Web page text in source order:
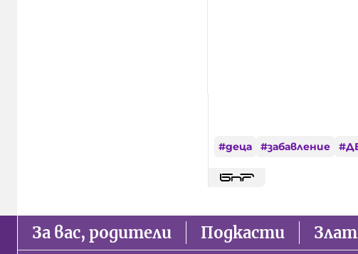
#деца #забавление #
За вас, родители Подкасти